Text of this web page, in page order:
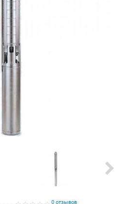
0 отзывов